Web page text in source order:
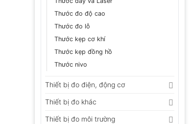
Thước đo độ cao
Thước đo lỗ
Thước kẹp cơ khí
Thước kẹp đồng hồ
Thước nivo
Thiết bị đo điện, động cơ
Thiết bị đo khác
Thiết bị đo môi trường